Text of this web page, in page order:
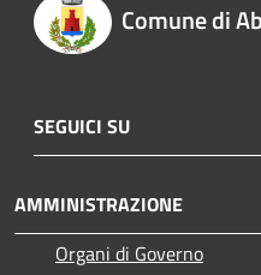
Comune di
SEGUICI SU
AMMINISTRAZIONE
Organi di Governo